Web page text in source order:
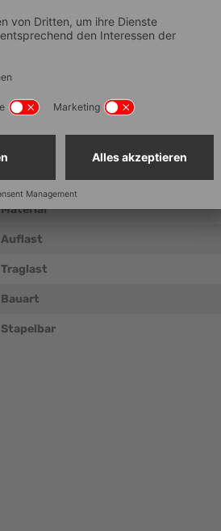
Anzahl Fächer
Außenmaß Tiefe (mm ± 5 mm)
Außenmaß Höhe (mm ± 5 mm)
Lichtes Maß Breite (mm ± 5 mm)
Material
Auflast
Traglast
Bauart
Stapelbar